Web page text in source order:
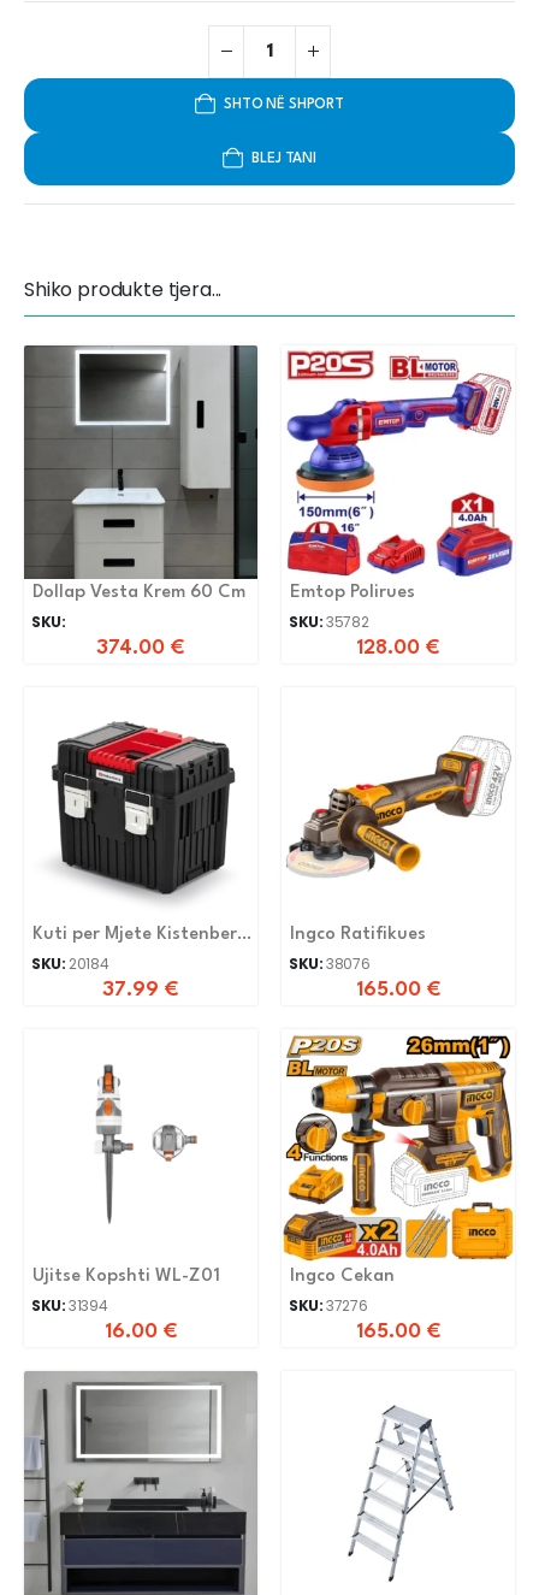
SHTO NË SHPORT
BLEJ TANI
Shiko produkte tjera...
Dollap Vesta Krem 60 Cm
SKU:
374.00 €
Emtop Polirues
SKU:35782
128.00 €
Kuti per Mjete Kistenberg
KHVWM
SKU: 20184
37.99 €
Ingco Ratifikues
SKU:38076
165.00 €
Ujitse Kopshti WL-Z01
SKU:31394
16.00 €
Ingco Cekan
SKU:37276
165.00 €